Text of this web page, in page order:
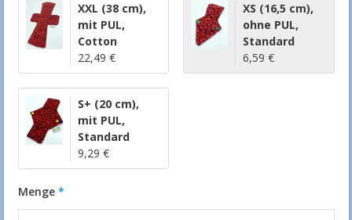
XXL (38 cm),
mit PUL,
Cotton
22,49 €
XS (16,5 cm),
ohne PUL,
Standard
6,59 €
S+ (20 cm),
mit PUL,
Standard
9,29 €
Menge